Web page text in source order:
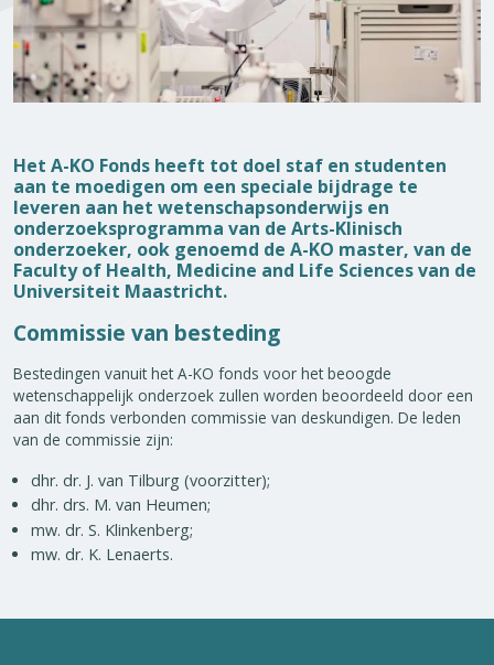
Het A-KO Fonds heeft tot doel staf en studenten
aan te moedigen om een ​​speciale bijdrage te
leveren aan het wetenschapsonderwijs en
onderzoeksprogramma van de Arts-Klinisch
onderzoeker, ook genoemd de A-KO master, van de
Faculty of Health, Medicine and Life Sciences van de
Universiteit Maastricht.
Commissie van besteding
Bestedingen vanuit het A-KO fonds voor het beoogde
wetenschappelijk onderzoek zullen worden beoordeeld door een
aan dit fonds verbonden commissie van deskundigen. De leden
van de commissie zijn:
dhr. dr. J. van Tilburg (voorzitter);
dhr. drs. M. van Heumen;
mw. dr. S. Klinkenberg;
mw. dr. K. Lenaerts.